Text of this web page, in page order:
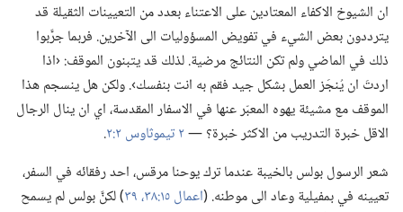
ان الشيوخ الاكفاء المعتادين على الاعتناء بعدد من التعيينات الثقيلة قد
يترددون بعض الشيء في تفويض المسؤوليات الى الآخرين.‏ فربما جرَّبوا
ذلك في الماضي ولم تكن النتائج مرضية.‏ لذلك قد يتبنون الموقف:‏ ‹اذا
اردتَ ان يُنجَز العمل بشكل جيد فقم به انت بنفسك›.‏ ولكن هل ينسجم هذا
الموقف مع مشيئة يهوه المعبّر عنها في الاسفار المقدسة،‏ اي ان ينال الرجال
الاقل خبرة التدريب من الاكثر خبرة؟‏ —‏٢ تيموثاوس ٢:‏٢
‏.‏
شعر الرسول بولس بالخيبة عندما ترك يوحنا مرقس،‏ احد رفقائه في السفر،‏
تعيينه في بمفيلية وعاد الى موطنه.‏ (‏اعمال ١٥:‏٣٨،‏ ٣٩
‏)‏ لكنَّ بولس لم يسمح